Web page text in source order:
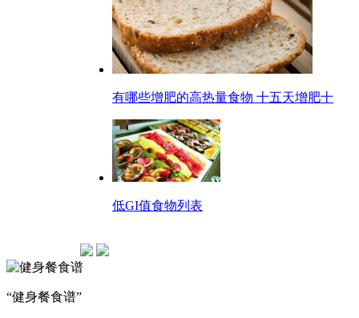
有哪些增肥的高热量食物 十五天增肥十
低GI值食物列表
“健身餐食谱”